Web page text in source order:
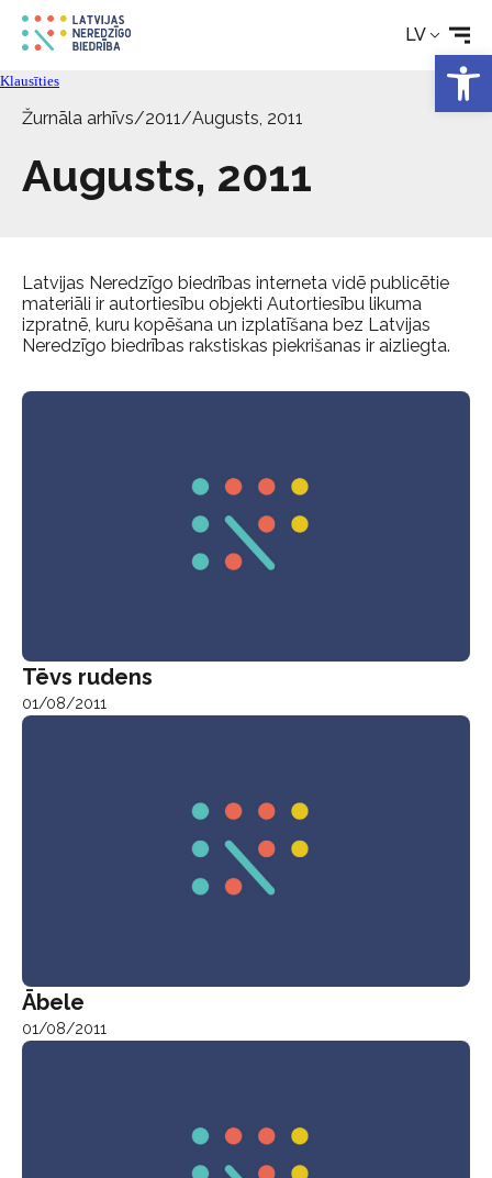
LV
Aktualitātes
Par biedrību
Klausīties
Žurnāla arhīvs/2011/Augusts, 2011
Augusts, 2011
Latvijas Neredzīgo biedrības interneta vidē publicētie
materiāli ir autortiesību objekti Autortiesību likuma
izpratnē, kuru kopēšana un izplatīšana bez Latvijas
Neredzīgo biedrības rakstiskas piekrišanas ir aizliegta.
Tēvs rudens
01/08/2011
Ābele
01/08/2011